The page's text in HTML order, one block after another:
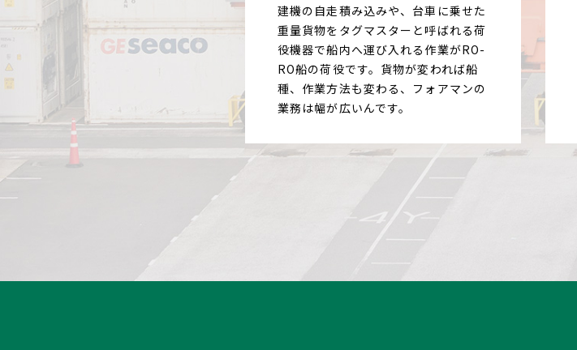
建機の自走積み込みや、台車に乗せた
重量貨物をタグマスターと呼ばれる荷
役機器で船内へ運び入れる作業がRO-
RO船の荷役です。貨物が変われば船
種、作業方法も変わる、フォアマンの
業務は幅が広いんです。